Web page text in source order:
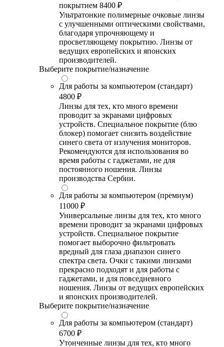
покрытием 8400 ₽
Ультратонкие полимерные очковые линзы
с улучшенными оптическими свойствами,
благодаря упрочняющему и
просветляющему покрытию. Линзы от
ведущих европейских и японских
производителей.
Выберите покрытие/назначение
Для работы за компьютером (стандарт)
4800 ₽
Линзы для тех, кто много времени
проводит за экранами цифровых
устройств. Специальное покрытие (блю
блокер) помогает снизить воздействие
синего света от излучения мониторов.
Рекомендуются для использования во
время работы с гаджетами, не для
постоянного ношения. Линзы
производства Сербии.
Для работы за компьютером (премиум)
11000 ₽
Универсальные линзы для тех, кто много
времени проводит за экранами цифровых
устройств. Специальное покрытие
помогает выборочно фильтровать
вредный для глаза диапазон синего
спектра света. Очки с такими линзами
прекрасно подходят и для работы с
гаджетами, и для повседневного
ношения. Линзы от ведущих европейских
и японских производителей.
Выберите покрытие/назначение
Для работы за компьютером (стандарт)
6700 ₽
Утонченные линзы для тех, кто много